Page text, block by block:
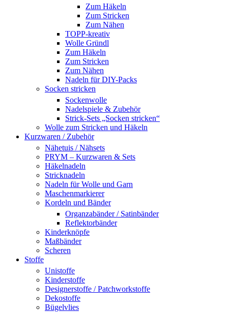
Zum Häkeln
Zum Stricken
Zum Nähen
TOPP-kreativ
Wolle Gründl
Zum Häkeln
Zum Stricken
Zum Nähen
Nadeln für DIY-Packs
Socken stricken
Sockenwolle
Nadelspiele & Zubehör
Strick-Sets „Socken stricken“
Wolle zum Stricken und Häkeln
Kurzwaren / Zubehör
Nähetuis / Nähsets
PRYM – Kurzwaren & Sets
Häkelnadeln
Stricknadeln
Nadeln für Wolle und Garn
Maschenmarkierer
Kordeln und Bänder
Organzabänder / Satinbänder
Reflektorbänder
Kinderknöpfe
Maßbänder
Scheren
Stoffe
Unistoffe
Kinderstoffe
Designerstoffe / Patchworkstoffe
Dekostoffe
Bügelvlies